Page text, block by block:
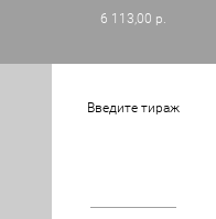
6 113,00 р.
Введите тираж